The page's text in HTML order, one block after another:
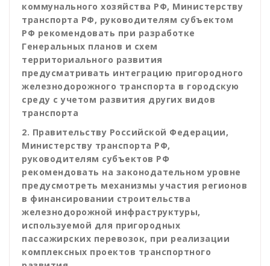
коммунального хозяйства РФ, Министерству
транспорта РФ, руководителям субъектом
РФ рекомендовать при разработке
Генеральных планов и схем
территориального развития
предусматривать интеграцию пригородного
железнодорожного транспорта в городскую
среду с учетом развития других видов
транспорта
2. Правительству Российской Федерации,
Министерству транспорта РФ,
руководителям субъектов РФ
рекомендовать на законодательном уровне
предусмотреть механизмы участия регионов
в финансировании строительства
железнодорожной инфраструктуры,
используемой для пригородных
пассажирских перевозок, при реализации
комплексных проектов транспортного